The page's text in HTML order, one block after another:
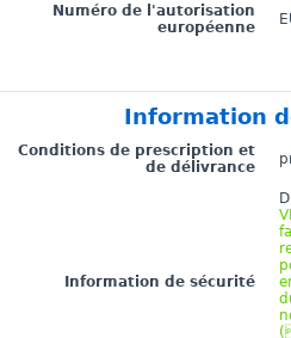
Numéro de l'autorisation
européenne
Information
Conditions de prescription et
de délivrance
Information de sécurité